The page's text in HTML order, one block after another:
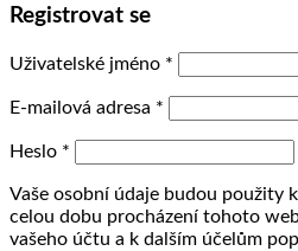
Registrovat se
Uživatelské jméno *
E-mailová adresa *
Heslo *
Vaše osobní údaje budou použity
celou dobu procházení tohoto
vašeho účtu a k dalším účelům